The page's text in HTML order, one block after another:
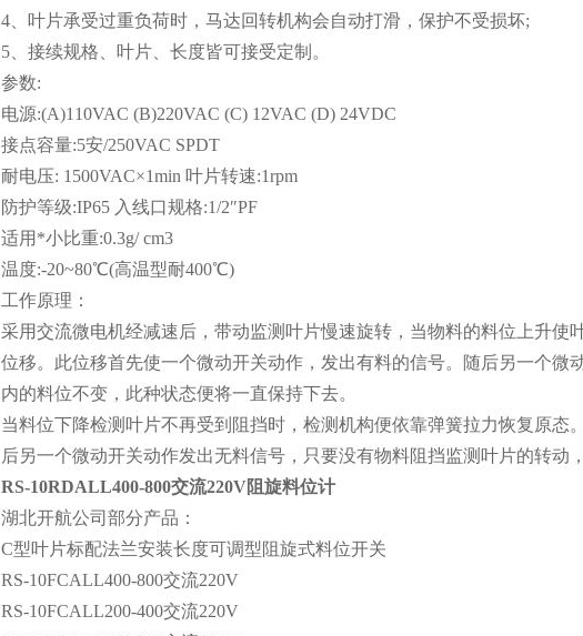
4、叶片承受过重负荷时，马达回转机构会自动打滑，保护不受损坏;
5、接续规格、叶片、长度皆可接受定制。
参数:
电源:(A)110VAC (B)220VAC (C) 12VAC (D) 24VDC
接点容量:5安/250VAC SPDT
耐电压: 1500VAC×1min 叶片转速:1rpm
防护等级:IP65 入线口规格:1/2″PF
适用*小比重:0.3g/ cm3
温度:-20~80℃(高温型耐400℃)
工作原理：
采用交流微电机经减速后，带动监测叶片慢速旋转，当物料的料位上升使
位移。此位移首先使一个微动开关动作，发出有料的信号。随后另一个微
内的料位不变，此种状态便将一直保持下去。
当料位下降检测叶片不再受到阻挡时，检测机构便依靠弹簧拉力恢复原
后另一个微动开关动作发出无料信号，只要没有物料阻挡监测叶片的转动
RS-10RDALL400-800交流220V阻旋料位计
湖北开航公司部分产品：
C型叶片标配法兰安装长度可调型阻旋式料位开关
RS-10FCALL400-800交流220V
RS-10FCALL200-400交流220V